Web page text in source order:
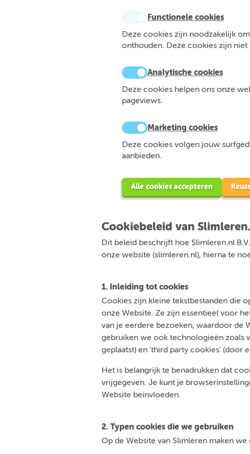
Functionele cookies
Deze cookies zijn noodzakelijk
onthouden. Deze cookies zijn niet
Analytische cookies
Deze cookies helpen ons onze
pageviews.
Marketing cookies
Deze cookies volgen jouw
aanbieden.
Alle cookies accepteren
Cookiebeleid van
Dit beleid beschrijft hoe Slimleren.nl
onze website (slimleren.nl), hierna te
1. Inleiding tot cookies
Cookies zijn kleine tekstbestanden die
onze Website. Ze zijn essentieel voor
van je eerdere bezoeken, waardoor de
gebruiken we ook technologieën zoals
geplaatst) en 'third party cookies' (door
Het is belangrijk te benadrukken dat
vrijgegeven. Je kunt je
Website beïnvloeden.
2. Typen cookies die we gebruiken
Op de Website van Slimleren maken